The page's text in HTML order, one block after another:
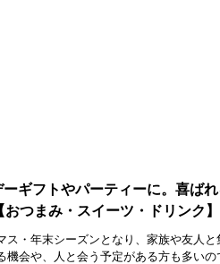
ーギフトやパーティーに。喜ば
おつまみ・スイーツ・ドリンク】
ス・年末シーズンとなり、家族や友人と
機会や、人と会う予定がある方も多いの